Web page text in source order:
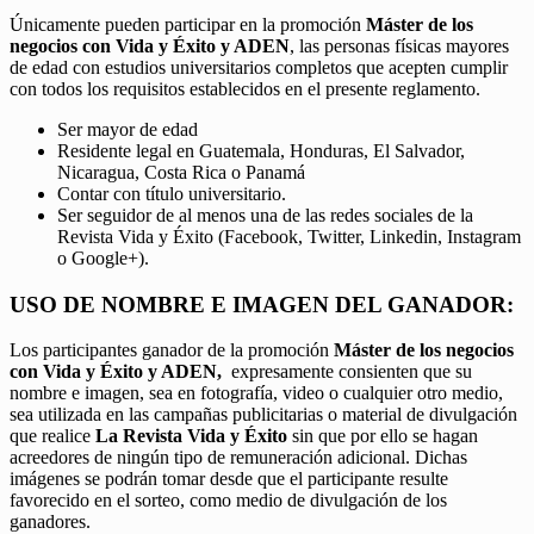
Únicamente pueden participar en la promoción Máster de los
negocios con Vida y Éxito y ADEN, las personas físicas mayores
de edad con estudios universitarios completos que acepten cumplir
con todos los requisitos establecidos en el presente reglamento.
Ser mayor de edad
Residente legal en Guatemala, Honduras, El Salvador,
Nicaragua, Costa Rica o Panamá
Contar con título universitario.
Ser seguidor de al menos una de las redes sociales de la
Revista Vida y Éxito (Facebook, Twitter, Linkedin, Instagram
o Google+).
USO DE NOMBRE E IMAGEN DEL GANADOR:
Los participantes ganador de la promoción Máster de los negocios
con Vida y Éxito y ADEN, expresamente consienten que su
nombre e imagen, sea en fotografía, video o cualquier otro medio,
sea utilizada en las campañas publicitarias o material de divulgación
que realice La Revista Vida y Éxito sin que por ello se hagan
acreedores de ningún tipo de remuneración adicional. Dichas
imágenes se podrán tomar desde que el participante resulte
favorecido en el sorteo, como medio de divulgación de los
ganadores.